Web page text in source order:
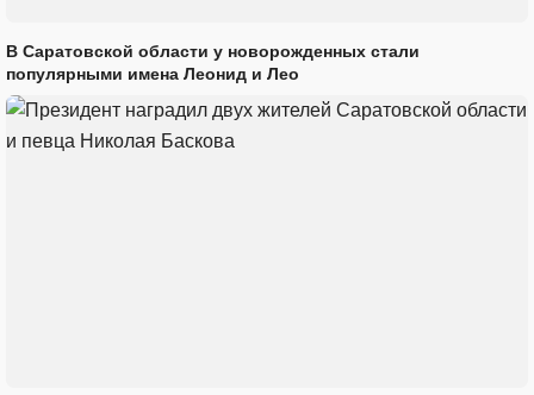
В Саратовской области у новорожденных стали
популярными имена Леонид и Лео